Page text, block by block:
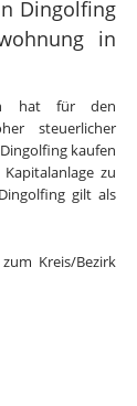
Dingolfing
in
hat für den
steuerlicher
kaufen
zu
gilt als
Kreis/Bezirk